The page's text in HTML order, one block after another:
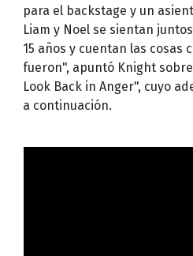
para el backstage y un
Liam y Noel se sientan
15 años y cuentan las cosas
fueron", apuntó Knight
Look Back in Anger", cuyo
a continuación.